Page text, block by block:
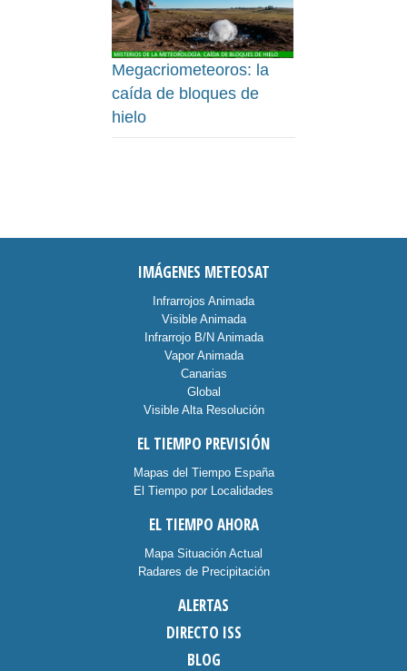
Megacriometeoros: la
caída de bloques de
hielo
IMÁGENES METEOSAT
Infrarrojos Animada
Visible Animada
Infrarrojo B/N Animada
Vapor Animada
Canarias
Global
Visible Alta Resolución
EL TIEMPO PREVISIÓN
Mapas del Tiempo España
El Tiempo por Localidades
EL TIEMPO AHORA
Mapa Situación Actual
Radares de Precipitación
ALERTAS
DIRECTO ISS
BLOG